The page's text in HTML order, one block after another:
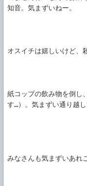
知音。気まずいねー。
オスイチは嬉しいけど、
紙コップの飲み物を倒し
す…）。気まずい通り越
みなさんも気まずいあれ